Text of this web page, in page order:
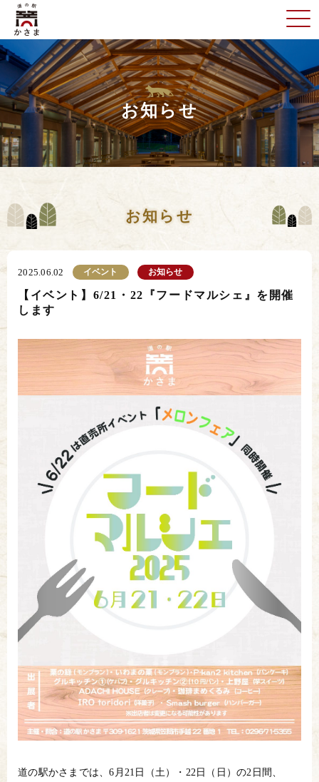
お知らせ
お知らせ
2025.06.02 イベント お知らせ
【イベント】6/21・22『フードマルシェ』を開催
します
道の駅かさまでは、6月21日（土）・22日（日）の2日間、